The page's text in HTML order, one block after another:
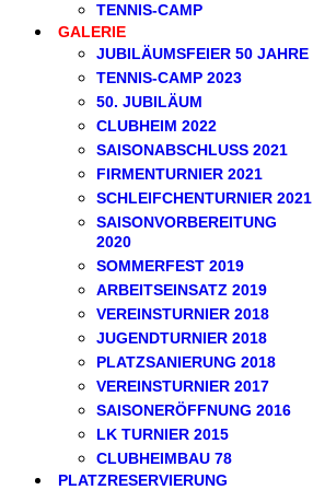
TENNIS-CAMP
GALERIE
JUBILÄUMSFEIER 50 JAHRE
TENNIS-CAMP 2023
50. JUBILÄUM
CLUBHEIM 2022
SAISONABSCHLUSS 2021
FIRMENTURNIER 2021
SCHLEIFCHENTURNIER 2021
SAISONVORBEREITUNG
2020
SOMMERFEST 2019
ARBEITSEINSATZ 2019
VEREINSTURNIER 2018
JUGENDTURNIER 2018
PLATZSANIERUNG 2018
VEREINSTURNIER 2017
SAISONERÖFFNUNG 2016
LK TURNIER 2015
CLUBHEIMBAU 78
PLATZRESERVIERUNG